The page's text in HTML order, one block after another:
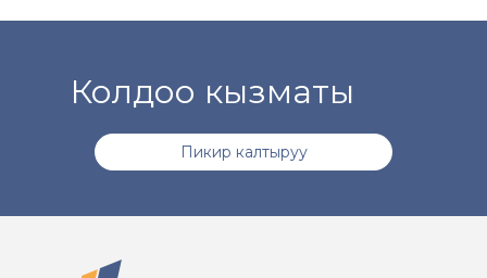
Колдоо кызматы
Пикир калтыруу